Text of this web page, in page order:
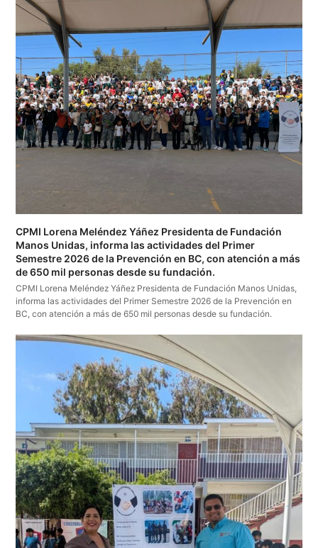
CPMI Lorena Meléndez Yáñez Presidenta de Fundación
Manos Unidas, informa las actividades del Primer
Semestre 2026 de la Prevención en BC, con atención a más
de 650 mil personas desde su fundación.
CPMI Lorena Meléndez Yáñez Presidenta de Fundación Manos Unidas,
informa las actividades del Primer Semestre 2026 de la Prevención en
BC, con atención a más de 650 mil personas desde su fundación.